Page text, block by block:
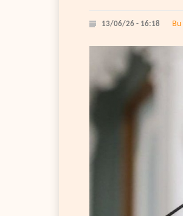
13/06/26 - 16:18 Bu